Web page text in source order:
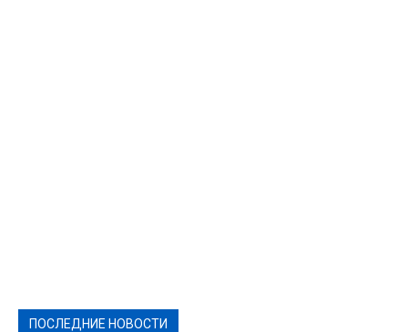
ПОСЛЕДНИЕ НОВОСТИ